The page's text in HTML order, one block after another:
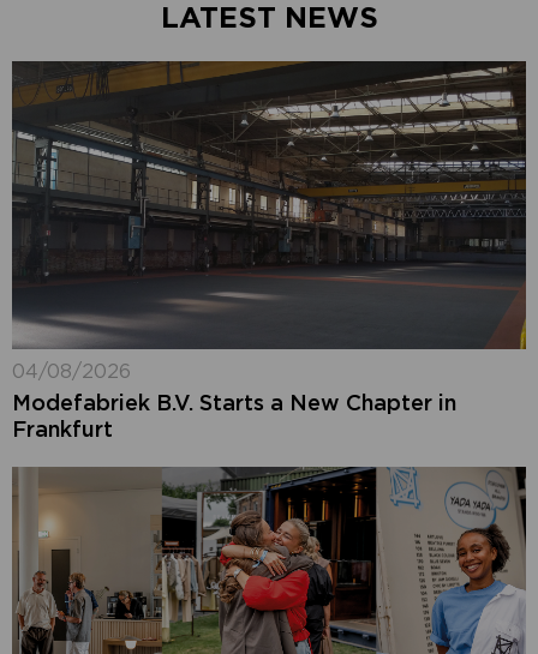
LATEST NEWS
04/08/2026
Modefabriek B.V. Starts a New Chapter in
Frankfurt